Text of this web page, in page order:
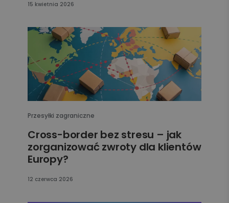
15 kwietnia 2026
Przesyłki zagraniczne
Cross-border bez stresu – jak
zorganizować zwroty dla klientów
Europy?
12 czerwca 2026